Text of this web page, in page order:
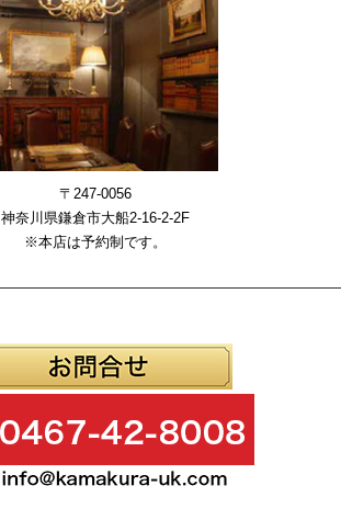
〒247-0056
神奈川県鎌倉市大船2-16-2-2F
※本店は予約制です。